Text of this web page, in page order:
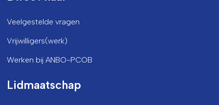
Veelgestelde vragen
Vrijwilligers(werk)
Werken bij ANBO-PCOB
Lidmaatschap